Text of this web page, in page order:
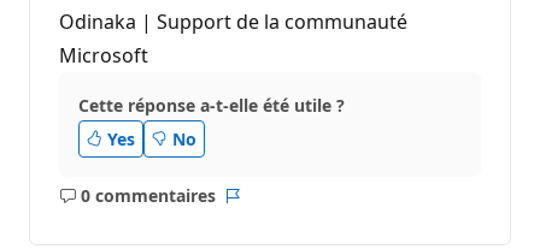
Odinaka | Support de la communauté
Microsoft
Cette réponse a-t-elle été utile ?
Yes
No
0 commentaires
Aucun